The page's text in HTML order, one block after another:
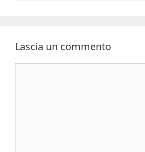
Lascia un commento